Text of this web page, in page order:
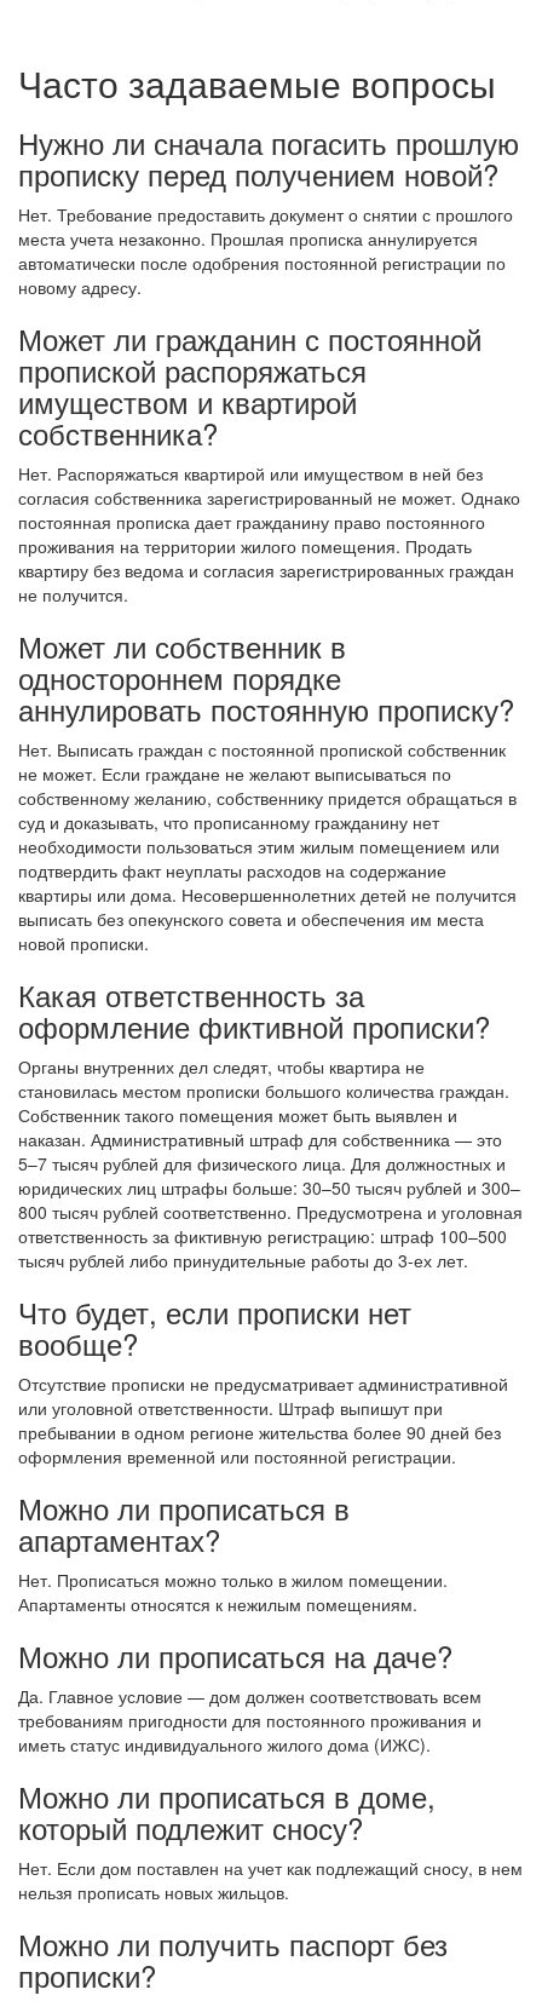
Часто задаваемые вопросы
Нужно ли сначала погасить прошлую
прописку перед получением новой?
Нет. Требование предоставить документ о снятии с прошлого
места учета незаконно. Прошлая прописка аннулируется
автоматически после одобрения постоянной регистрации по
новому адресу.
Может ли гражданин с постоянной
пропиской распоряжаться
имуществом и квартирой
собственника?
Нет. Распоряжаться квартирой или имуществом в ней без
согласия собственника зарегистрированный не может. Однако
постоянная прописка дает гражданину право постоянного
проживания на территории жилого помещения. Продать
квартиру без ведома и согласия зарегистрированных граждан
не получится.
Может ли собственник в
одностороннем порядке
аннулировать постоянную прописку?
Нет. Выписать граждан с постоянной пропиской собственник
не может. Если граждане не желают выписываться по
собственному желанию, собственнику придется обращаться в
суд и доказывать, что прописанному гражданину нет
необходимости пользоваться этим жилым помещением или
подтвердить факт неуплаты расходов на содержание
квартиры или дома. Несовершеннолетних детей не получится
выписать без опекунского совета и обеспечения им места
новой прописки.
Какая ответственность за
оформление фиктивной прописки?
Органы внутренних дел следят, чтобы квартира не
становилась местом прописки большого количества граждан.
Собственник такого помещения может быть выявлен и
наказан. Административный штраф для собственника — это
5–7 тысяч рублей для физического лица. Для должностных и
юридических лиц штрафы больше: 30–50 тысяч рублей и 300–
800 тысяч рублей соответственно. Предусмотрена и уголовная
ответственность за фиктивную регистрацию: штраф 100–500
тысяч рублей либо принудительные работы до 3-ех лет.
Что будет, если прописки нет
вообще?
Отсутствие прописки не предусматривает административной
или уголовной ответственности. Штраф выпишут при
пребывании в одном регионе жительства более 90 дней без
оформления временной или постоянной регистрации.
Можно ли прописаться в
апартаментах?
Нет. Прописаться можно только в жилом помещении.
Апартаменты относятся к нежилым помещениям.
Можно ли прописаться на даче?
Да. Главное условие — дом должен соответствовать всем
требованиям пригодности для постоянного проживания и
иметь статус индивидуального жилого дома (ИЖС).
Можно ли прописаться в доме,
который подлежит сносу?
Нет. Если дом поставлен на учет как подлежащий сносу, в нем
нельзя прописать новых жильцов.
Можно ли получить паспорт без
прописки?